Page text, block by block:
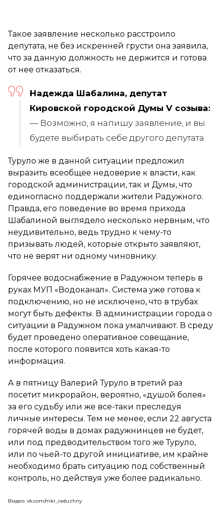
Такое заявление несколько расстроило
депутата, не без искренней грусти она заявила,
что за данную должность не держится и готова
от нее отказаться.
Надежда Шабалина, депутат
Кировской городской Думы V созыва:
— Возможно, я напишу заявление, и вы
будете выбирать себе другого депутата.
Туруло же в данной ситуации предложил
выразить всеобщее недоверие к власти, как
городской администрации, так и Думы, что
единогласно поддержали жители Радужного.
Правда, его поведение во время прихода
Шабалиной выглядело несколько нервным, что
неудивительно, ведь трудно к чему-то
призывать людей, которые открыто заявляют,
что не верят ни одному чиновнику.
Горячее водоснабжение в Радужном теперь в
руках МУП «Водоканал». Система уже готова к
подключению, но не исключено, что в трубах
могут быть дефекты. В администрации города о
ситуации в Радужном пока умалчивают. В среду
будет проведено оперативное совещание,
после которого появится хоть какая-то
информация.
А в пятницу Валерий Туруло в третий раз
посетит микрорайон, вероятно, «душой болея»
за его судьбу или же все-таки преследуя
личные интересы. Тем не менее, если 22 августа
горячей воды в домах радужнинцев не будет,
или под предводительством того же Туруло,
или по чьей-то другой инициативе, им крайне
необходимо брать ситуацию под собственный
контроль, но действуя уже более радикально.
Видео: vk.com/mkr_raduzhny